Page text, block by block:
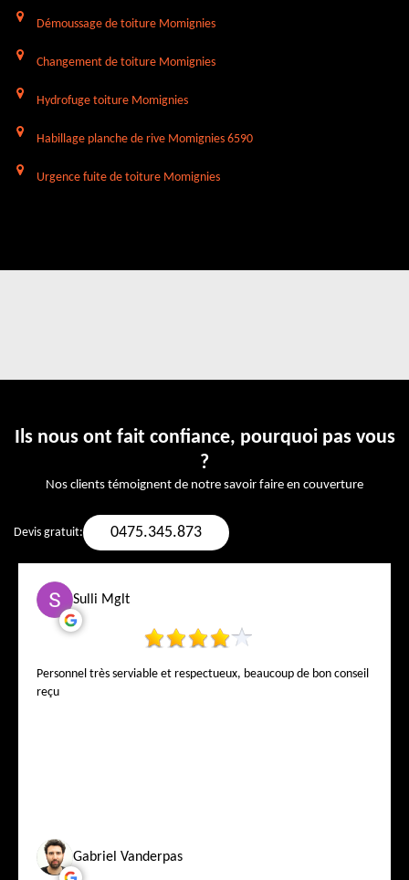
Démoussage de toiture Momignies
Changement de toiture Momignies
Hydrofuge toiture Momignies
Habillage planche de rive Momignies 6590
Urgence fuite de toiture Momignies
Ils nous ont fait confiance, pourquoi pas vous
?
Nos clients témoignent de notre savoir faire en couverture
Devis gratuit: 0475.345.873
Sulli Mglt
Personnel très serviable et respectueux, beaucoup de bon conseil
reçu
Gabriel Vanderpas